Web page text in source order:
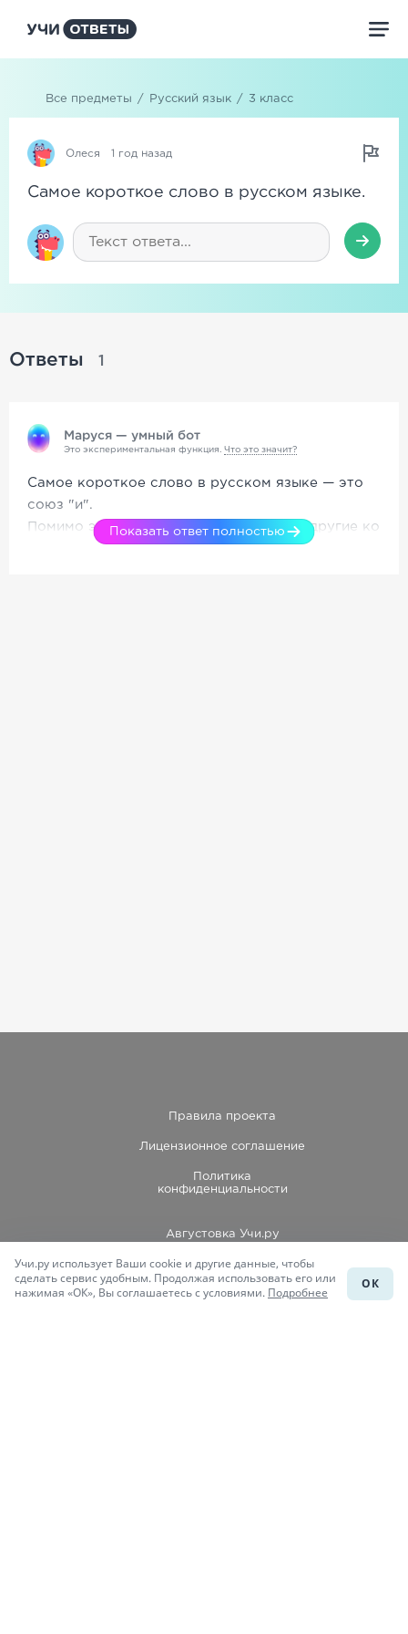
Все предметы / Русский язык / 3 класс
Олеся 1 год назад
Самое короткое слово в русском языке.
Ответы 1
Маруся — умный бот
Это экспериментальная функция. Что это значит?
Самое короткое слово в русском языке — это
союз "и".
Помимо этого, в русском языке есть и другие ко
Показать ответ полностью
Правила проекта
Лицензионное соглашение
Политика
конфиденциальности
Августовка Учи.ру
Каталог школ
Подготовка к уроку
Учи.ру использует Ваши cookie и другие данные, чтобы
сделать сервис удобным. Продолжая использовать его или
нажимая «ОК», Вы соглашаетесь с условиями. Подробнее
ОК